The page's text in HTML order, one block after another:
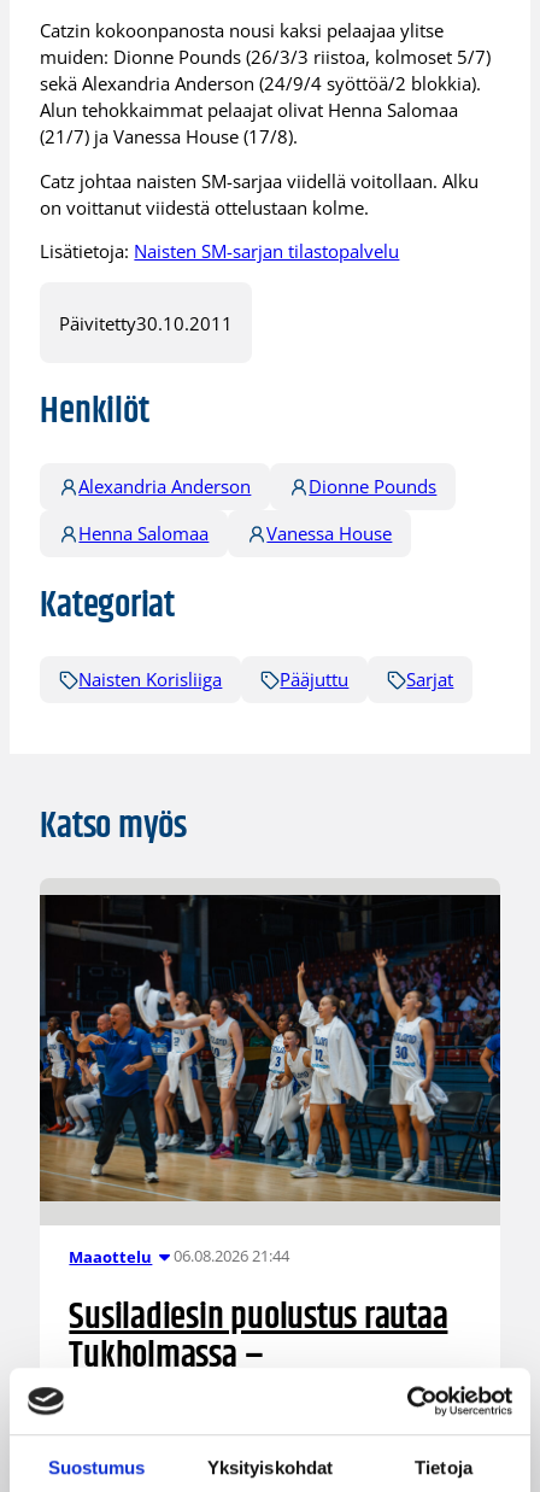
Suostumus Yksityiskohdat Tietoja
Catzin kokoonpanosta nousi kaksi pelaajaa ylitse
muiden: Dionne Pounds (26/3/3 riistoa, kolmoset 5/7)
sekä Alexandria Anderson (24/9/4 syöttöä/2 blokkia).
Alun tehokkaimmat pelaajat olivat Henna Salomaa
(21/7) ja Vanessa House (17/8).
Catz johtaa naisten SM-sarjaa viidellä voitollaan. Alku
on voittanut viidestä ottelustaan kolme.
Lisätietoja: Naisten SM-sarjan tilastopalvelu
Päivitetty30.10.2011
Henkilöt
Alexandria Anderson
Dionne Pounds
Henna Salomaa
Vanessa House
Kategoriat
Naisten Korisliiga Pääjuttu Sarjat
Katso myös
Maaottelu 06.08.2026 21:44
Susiladiesin puolustus rautaa
Tukholmassa –
Liettuasta